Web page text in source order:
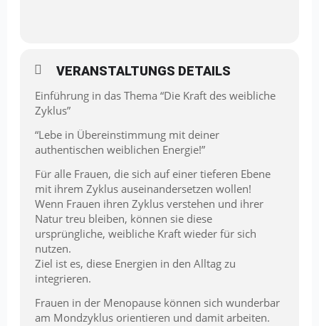
VERANSTALTUNGS DETAILS
Einführung in das Thema “Die Kraft des weibliche
Zyklus”
“Lebe in Übereinstimmung mit deiner
authentischen weiblichen Energie!”
Für alle Frauen, die sich auf einer tieferen Ebene
mit ihrem Zyklus auseinandersetzen wollen!
Wenn Frauen ihren Zyklus verstehen und ihrer
Natur treu bleiben, können sie diese
ursprüngliche, weibliche Kraft wieder für sich
nutzen.
Ziel ist es, diese Energien in den Alltag zu
integrieren.
Frauen in der Menopause können sich wunderbar
am Mondzyklus orientieren und damit arbeiten.